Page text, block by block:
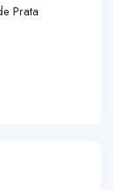
Prata